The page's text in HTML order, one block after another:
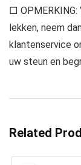
□
lekken, neem
klantenservice
uw steun en
Related